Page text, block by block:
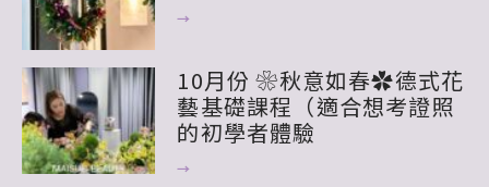
→
10月份 ❀秋意如春✿德式花
藝基礎課程（適合想考證照
的初學者體驗
→